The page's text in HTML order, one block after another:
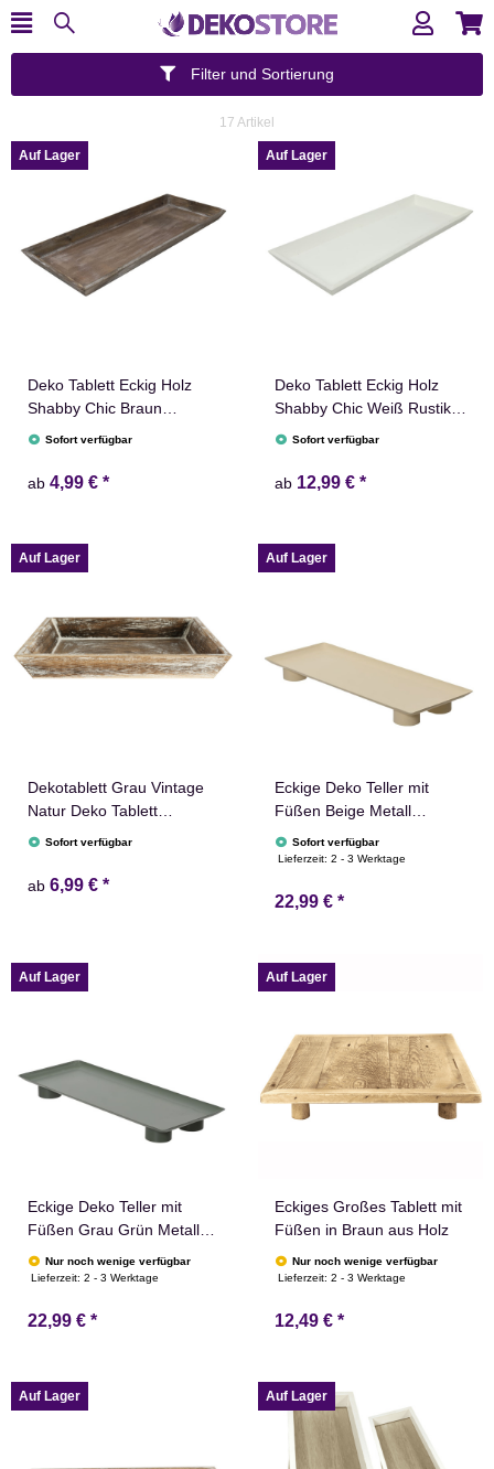
Filter und Sortierung
17 Artikel
Auf Lager
Deko Tablett Eckig Holz
Shabby Chic Braun
Rustikal 17 / 20 / 23 cm
Sofort verfügbar
ab 4,99 € *
Auf Lager
Deko Tablett Eckig Holz
Shabby Chic Weiß Rustikal
17 / 20 / 23 cm
Sofort verfügbar
ab 12,99 € *
Auf Lager
Dekotablett Grau Vintage
Natur Deko Tablett
Kerzenteller
Sofort verfügbar
ab 6,99 € *
Auf Lager
Eckige Deko Teller mit
Füßen Beige Metall
Modern Matt Minimalistisch
Design
Sofort verfügbar
Lieferzeit:2 - 3 Werktage
22,99 € *
Auf Lager
Eckige Deko Teller mit
Füßen Grau Grün Metall
Modern Matt Minimalistisch
Design
Nur noch wenige verfügbar
Lieferzeit:2 - 3 Werktage
22,99 € *
Auf Lager
Eckiges Großes Tablett mit
Füßen in Braun aus Holz
Nur noch wenige verfügbar
Lieferzeit:2 - 3 Werktage
12,49 € *
Auf Lager Auf Lager